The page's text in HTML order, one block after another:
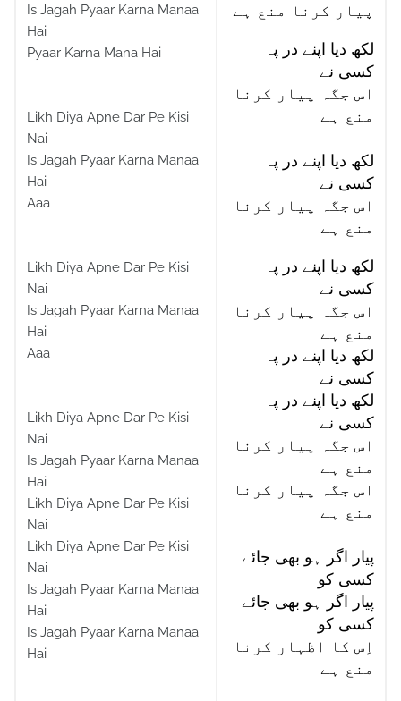
Is Jagah Pyaar Karna Manaa
Hai
Pyaar Karna Mana Hai
Likh Diya Apne Dar Pe Kisi
Nai
Is Jagah Pyaar Karna Manaa
Hai
Aaa
Likh Diya Apne Dar Pe Kisi
Nai
Is Jagah Pyaar Karna Manaa
Hai
Aaa
Likh Diya Apne Dar Pe Kisi
Nai
Is Jagah Pyaar Karna Manaa
Hai
Likh Diya Apne Dar Pe Kisi
Nai
Likh Diya Apne Dar Pe Kisi
Nai
Is Jagah Pyaar Karna Manaa
Hai
Is Jagah Pyaar Karna Manaa
Hai
پیار کرنا منع ہے
لکھ دیا اپنے در پہ
کسی نے
اس جگہ پیار کرنا
منع ہے
لکھ دیا اپنے در پہ
کسی نے
اس جگہ پیار کرنا
منع ہے
لکھ دیا اپنے در پہ
کسی نے
اس جگہ پیار کرنا
منع ہے
لکھ دیا اپنے در پہ
کسی نے
لکھ دیا اپنے در پہ
کسی نے
اس جگہ پیار کرنا
منع ہے
اس جگہ پیار کرنا
منع ہے
پیار اگر ہو بھی جائے
کسی کو
پیار اگر ہو بھی جائے
کسی کو
اِس کا اظہار کرنا
منع ہے